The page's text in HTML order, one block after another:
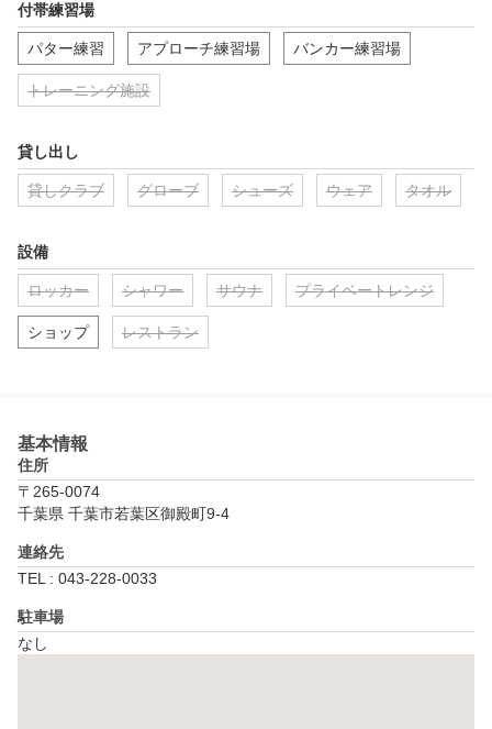
付帯練習場
パター練習 アプローチ練習場 バンカー練習場
トレーニング施設
貸し出し
貸しクラブ グローブ シューズ ウェア タオル
設備
ロッカー シャワー サウナ プライベートレンジ
ショップ レストラン
基本情報
住所
〒265-0074
千葉県 千葉市若葉区御殿町9-4
連絡先
TEL : 043-228-0033
駐車場
なし